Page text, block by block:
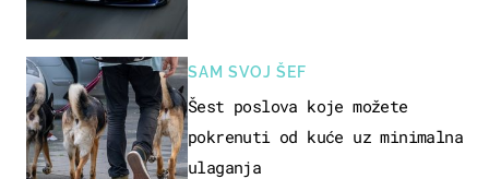
SAM SVOJ ŠEF
Šest poslova koje možete
pokrenuti od kuće uz minimalna
ulaganja